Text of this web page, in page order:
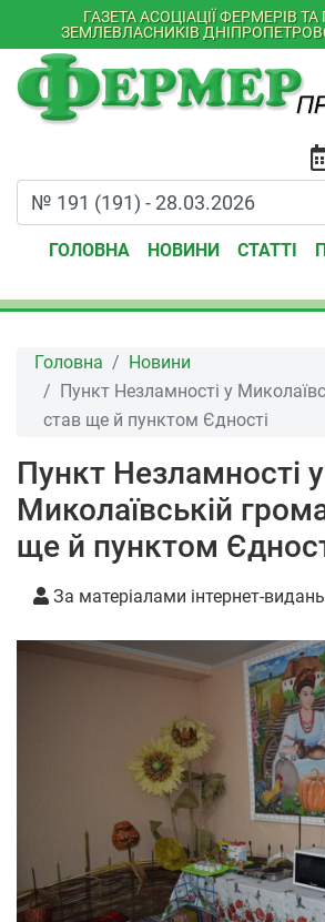
ГАЗЕТА АСОЦІАЦІЇ ФЕРМЕРІВ
ЗЕМЛЕВЛАСНИКІВ
ГОЛОВНА НОВИНИ СТАТТІ
Головна
Новини
Пункт Незламності у
став ще й пунктом Єдності
Пункт Незламності у
Миколаївській
ще й пунктом
За матеріалами інтернет-видань